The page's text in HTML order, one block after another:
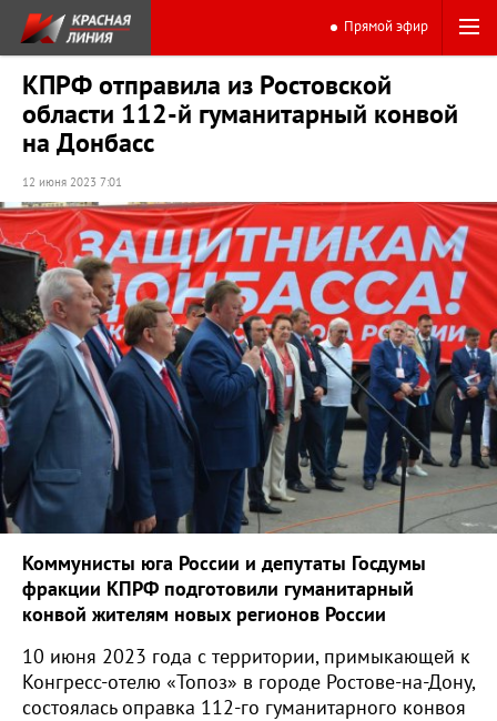
Прямой эфир
КПРФ отправила из Ростовской
области 112-й гуманитарный конвой
на Донбасс
12 июня 2023 7:01
Коммунисты юга России и депутаты Госдумы
фракции КПРФ подготовили гуманитарный
конвой жителям новых регионов России
10 июня 2023 года с территории, примыкающей к
Конгресс-отелю «Топоз» в городе Ростове-на-Дону,
состоялась оправка 112-го гуманитарного конвоя